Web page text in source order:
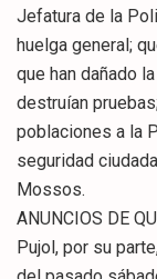
Jefatura de la
huelga general;
que han dañado
destruían
poblaciones a la
seguridad
Mossos.
ANUNCIOS DE
Pujol, por su